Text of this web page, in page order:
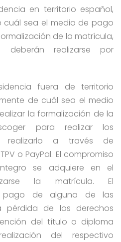
en territorio español,
cuál sea el medio de pago
de la matrícula,
deberán realizarse por
fuera de territorio
de cuál sea el medio
la formalización de la
para realizar los
realizarlo a través de
o PayPal. El compromiso
se adquiere en el
la matrícula. El
pago de alguna de las
pérdida de los derechos
del título o diploma
del respectivo